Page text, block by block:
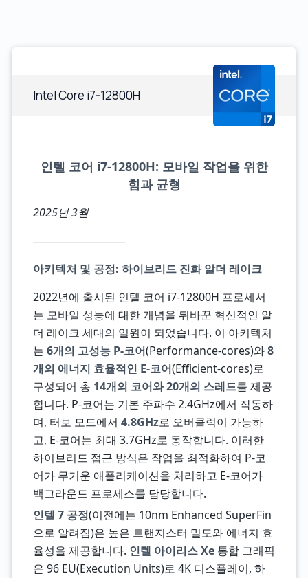
Intel Core i7-12800H
인텔 코어 i7-12800H: 모바일 작업을 위한
힘과 균형
2025년 3월
아키텍처 및 공정: 하이브리드 진화 알더 레이크
2022년에 출시된 인텔 코어 i7-12800H 프로세서
는 모바일 성능에 대한 개념을 뒤바꾼 혁신적인 알
더 레이크 세대의 일원이 되었습니다. 이 아키텍처
는 6개의 고성능 P-코어(Performance-cores)와8
개의 에너지 효율적인 E-코어(Efficient-cores)로
구성되어 총 14개의 코어와 20개의 스레드를 제공
합니다. P-코어는 기본 주파수 2.4GHz에서 작동하
며, 터보 모드에서 4.8GHz로 오버클럭이 가능하
고, E-코어는 최대 3.7GHz로 동작합니다. 이러한
하이브리드 접근 방식은 작업을 최적화하여 P-코
어가 무거운 애플리케이션을 처리하고 E-코어가
백그라운드 프로세스를 담당합니다.
인텔 7 공정(이전에는 10nm Enhanced SuperFin
으로 알려짐)은 높은 트랜지스터 밀도와 에너지 효
율성을 제공합니다. 인텔 아이리스 Xe통합 그래픽
은 96 EU(Execution Units)로 4K 디스플레이, 하